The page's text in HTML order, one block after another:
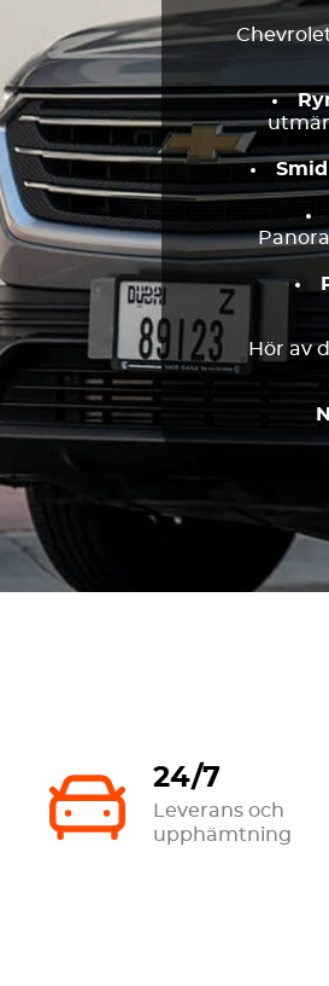
Hör av
24/7
Leverans och
upphämtning